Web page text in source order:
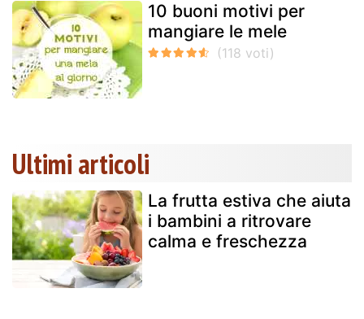
10 buoni motivi per
mangiare le mele
Ultimi articoli
La frutta estiva che aiuta
i bambini a ritrovare
calma e freschezza